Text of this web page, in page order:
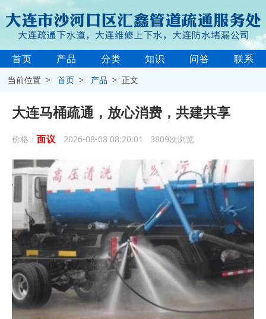
首页 产品 分类 知识 问答 联系
当前位置 >首页 > 产品 > 正文
大连马桶疏通，放心消费，共建共享
价格： 面议 2026-08-08 08:20:01 3809次浏览